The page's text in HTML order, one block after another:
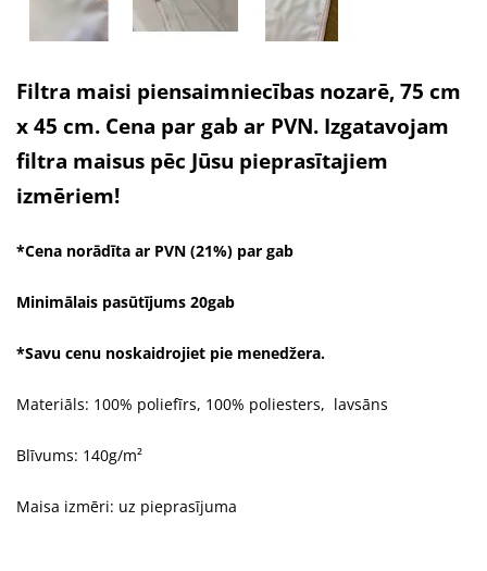
Filtra maisi piensaimniecības nozarē, 75 cm
x 45 cm. Cena par gab ar PVN. Izgatavojam
filtra maisus pēc Jūsu pieprasītajiem
izmēriem!
*Cena norādīta ar PVN (21%) par gab
Minimālais pasūtījums 20gab
*Savu cenu noskaidrojiet pie menedžera.
Materiāls: 100% poliefīrs, 100% poliesters, lavsāns
Blīvums: 140g/m²
Maisa izmēri: uz pieprasījuma